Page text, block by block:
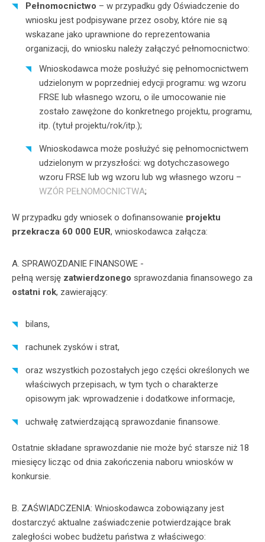
Pełnomocnictwo – w przypadku gdy Oświadczenie do
wniosku jest podpisywane przez osoby, które nie są
wskazane jako uprawnione do reprezentowania
organizacji, do wniosku należy załączyć pełnomocnictwo:
Wnioskodawca może posłużyć się pełnomocnictwem
udzielonym w poprzedniej edycji programu: wg wzoru
FRSE lub własnego wzoru, o ile umocowanie nie
zostało zawężone do konkretnego projektu, programu,
itp. (tytuł projektu/rok/itp.);
Wnioskodawca może posłużyć się pełnomocnictwem
udzielonym w przyszłości: wg dotychczasowego
wzoru FRSE lub wg wzoru lub wg własnego wzoru –
WZÓR PEŁNOMOCNICTWA;
W przypadku gdy wniosek o dofinansowanie projektu
przekracza 60 000 EUR, wnioskodawca załącza:
A. SPRAWOZDANIE FINANSOWE -
pełną wersję zatwierdzonego sprawozdania finansowego za
ostatni rok, zawierający:
bilans,
rachunek zysków i strat,
oraz wszystkich pozostałych jego części określonych we
właściwych przepisach, w tym tych o charakterze
opisowym jak: wprowadzenie i dodatkowe informacje,
uchwałę zatwierdzającą sprawozdanie finansowe.
Ostatnie składane sprawozdanie nie może być starsze niż 18
miesięcy licząc od dnia zakończenia naboru wniosków w
konkursie.
B. ZAŚWIADCZENIA: Wnioskodawca zobowiązany jest
dostarczyć aktualne zaświadczenie potwierdzające brak
zaległości wobec budżetu państwa z właściwego: